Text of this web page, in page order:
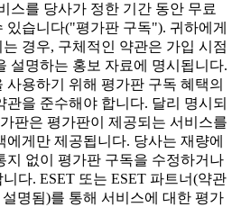
스를 당사가 정한 기간 동안 무료
있습니다("평가판 구독"). 귀하에게
경우, 구체적인 약관은 가입 시점
설명하는 홍보 자료에 명시됩니다.
사용하기 위해 평가판 구독 혜택의
관을 준수해야 합니다. 달리 명시되
판은 평가판이 제공되는 서비스를
에게만 제공됩니다. 당사는 재량에
지 없이 평가판 구독을 수정하거나
다. ESET 또는 ESET 파트너(약관
명됨)를 통해 서비스에 대한 평가